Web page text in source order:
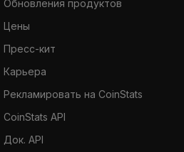
Обновления продуктов
Цены
Пресс-кит
Карьера
Рекламировать на CoinStats
CoinStats API
Док. API